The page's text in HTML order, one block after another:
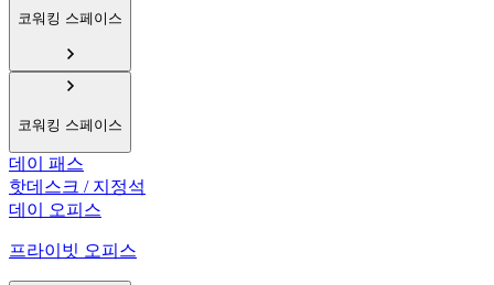
코워킹 스페이스
코워킹 스페이스
데이 패스
핫데스크 / 지정석
데이 오피스
프라이빗 오피스